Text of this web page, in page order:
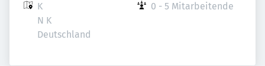
K
N K
Deutschland
0 - 5 Mitarbeitende